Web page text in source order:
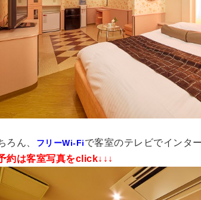
ろん、 フリーWi-Fiで客室のテレビでインタ
約は客室写真をclick↓↓↓